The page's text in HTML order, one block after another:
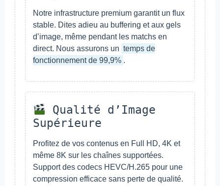
Notre infrastructure premium garantit un flux
stable. Dites adieu au buffering et aux gels
d’image, même pendant les matchs en
direct. Nous assurons un temps de
fonctionnement de 99,9% .
Qualité d’Image
Supérieure
Profitez de vos contenus en Full HD, 4K et
même 8K sur les chaînes supportées.
Support des codecs HEVC/H.265 pour une
compression efficace sans perte de qualité.